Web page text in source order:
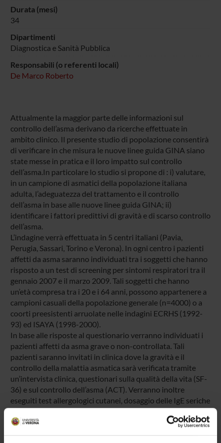
Durata (mesi)
34
Dipartimenti
Diagnostica e Sanità Pubblica
Responsabili (o referenti locali)
De Marco Roberto
Attualmente la maggior parte delle informazioni sul
controllo dell’asma derivano da ricerche effettuate in
ambito clinico. Il presente studio di popolazione consentirà
di verificare in che misura le nuove linee guida GINA siano
state messe in pratica e il loro impatto sul controllo
dell’asma.In particolare lo studio si propone di : i) valutare,
in un campione di asmatici della popolazione italiana
adulta, l’adeguatezza del trattamento e il controllo
dell’asma in base alle nuove linee guida GINA; ii)
identificare i fattori predittivi di gravità e di scarso controllo
dell’asma.
L’indagine verrà effettuata in 5 centri italiani (Pavia,
Perugia, Sassari, Torino e Verona). In ogni centro i pazienti
affetti da asma saranno individuati tra i soggetti che hanno
risposto a un test di screening per sintomi respiratori tra il
gennaio 2007 e il marzo 2009. Tali soggetti che hanno
un’età compresa tra i 20 e i 64 anni, possono appartenere a
campioni casuali della popolazione generale (n=4000) o a
coorti preesistenti arruolate nelle indagini ECRHS (1992-
93) ed ISAYA (1998-2000).
In base alle risposte al questionario verranno individuati i
pazienti affetti da asma grave o non-controllata. Tali
pazienti saranno invitati in clinica dove la gravità e il
controllo della malattia asmatica sarà verificata tramite
un’intervista clinica, questionari sulla qualità della vita (SF-
36) e sul controllo dell’asma (ACT). Verranno inoltre
eseguiti test allergologici cutanei, dosaggio delle IgE seriche
e prove di funzionalità respiratoria, comprendenti test di
broncoprovocazione e broncodilatazione. Il costo di queste
ultime prove sarà a carico dei singoli centri o sarà coperto